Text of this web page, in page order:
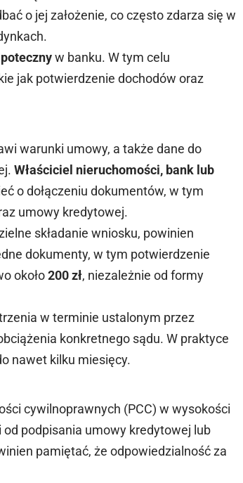
o jej założenie, co często zdarza się w
w banku. W tym celu
jak potwierdzenie dochodów oraz
warunki umowy, a także dane do
Właściciel nieruchomości, bank lub
o dołączeniu dokumentów, w tym
umowy kredytowej.
składanie wniosku, powinien
dokumenty, w tym potwierdzenie
około200 zł, niezależnie od formy
w terminie ustalonym przez
konkretnego sądu. W praktyce
nawet kilku miesięcy.
cywilnoprawnych (PCC) w wysokości
podpisania umowy kredytowej lub
pamiętać, że odpowiedzialność za